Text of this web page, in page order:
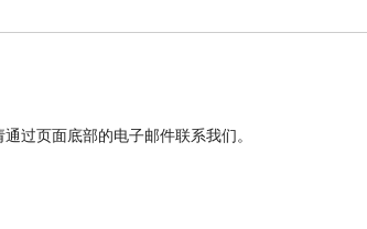
过页面底部的电子邮件联系我们。